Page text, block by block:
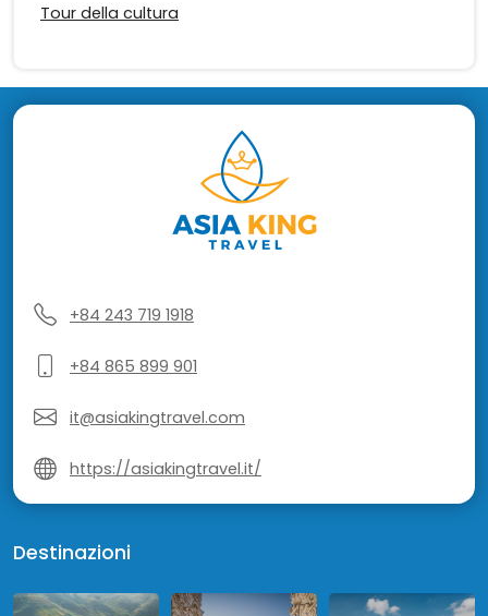
Tour della cultura
+84 243 719 1918
+84 865 899 901
it@asiakingtravel.com
https://asiakingtravel.it/
Destinazioni